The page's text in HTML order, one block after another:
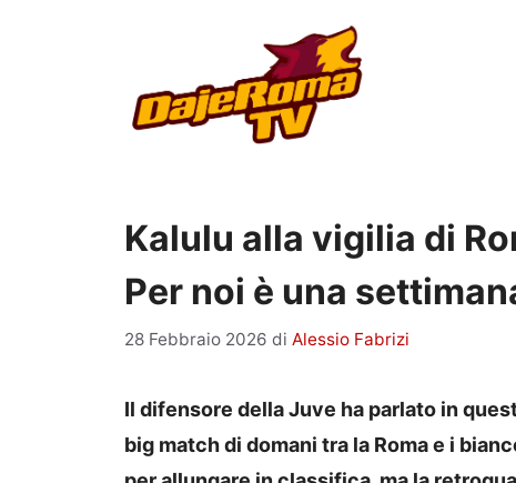
Kalulu alla vigilia di
Per noi è una
28 Febbraio 2026 di Alessio Fabrizi
Il difensore della Juve ha parlato in
big match di domani tra la Roma e i